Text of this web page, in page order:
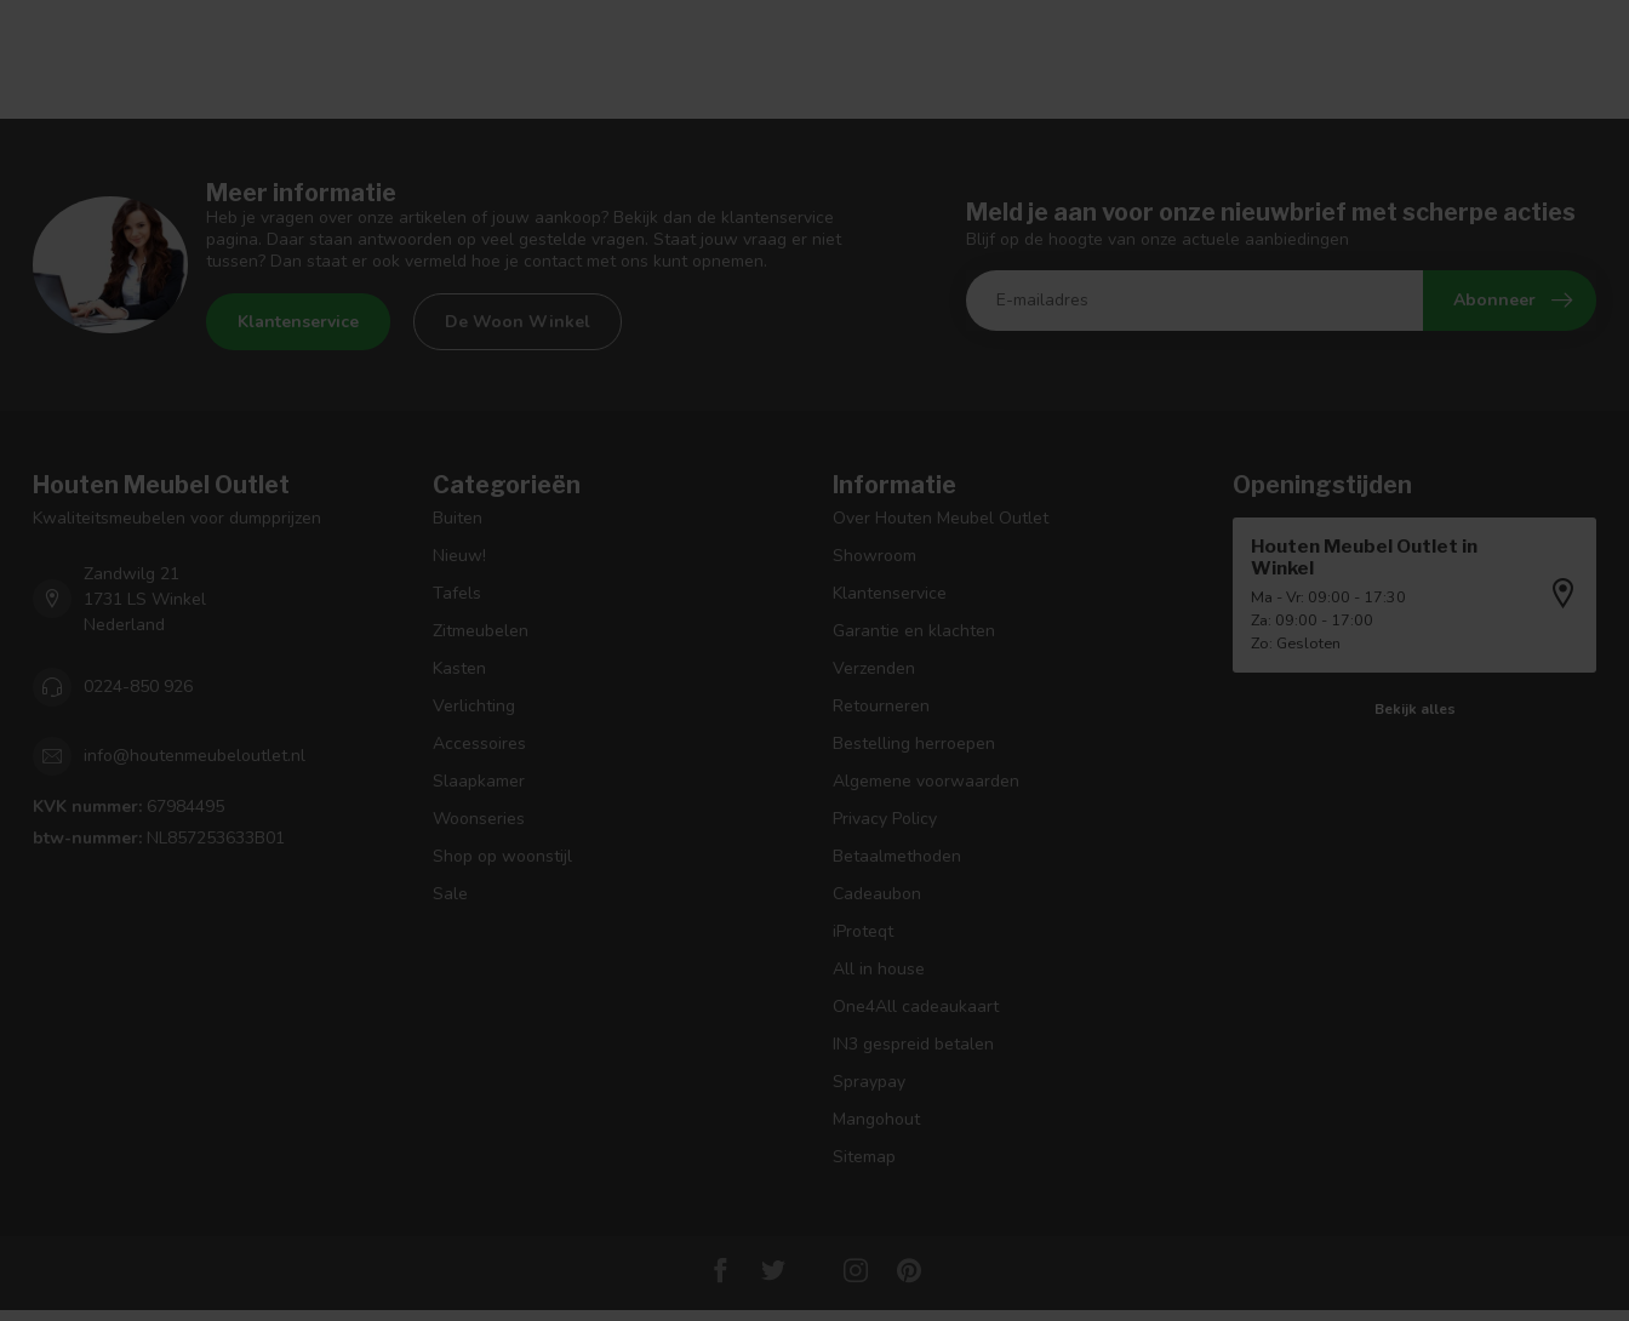
Meer informatie
Heb je vragen over onze artikelen of jouw aankoop? Bekijk dan de klantenservice
pagina. Daar staan antwoorden op veel gestelde vragen. Staat jouw vraag er niet
tussen? Dan staat er ook vermeld hoe je contact met ons kunt opnemen.
Klantenservice De Woon Winkel
Meld je aan voor onze nieuwbrief met scherpe acties
Blijf op de hoogte van onze actuele aanbiedingen
Abonneer
Houten Meubel Outlet
Kwaliteitsmeubelen voor dumpprijzen
Zandwilg 21
1731 LS Winkel
Nederland
0224-850 926
info@houtenmeubeloutlet.nl
KVK nummer: 67984495
btw-nummer: NL857253633B01
Categorieën
Buiten
Nieuw!
Tafels
Zitmeubelen
Kasten
Verlichting
Accessoires
Slaapkamer
Woonseries
Shop op woonstijl
Sale
Informatie
Over Houten Meubel Outlet
Showroom
Klantenservice
Garantie en klachten
Verzenden
Retourneren
Bestelling herroepen
Algemene voorwaarden
Privacy Policy
Betaalmethoden
Cadeaubon
iProteqt
All in house
One4All cadeaukaart
IN3 gespreid betalen
Spraypay
Mangohout
Sitemap
Openingstijden
Houten Meubel Outlet in
Winkel
Ma - Vr: 09:00 - 17:30
Za: 09:00 - 17:00
Zo: Gesloten
Bekijk alles